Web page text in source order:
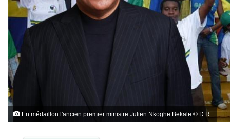
En médaillon l'ancien premier ministre Julien Nkoghe Bekale © D.R.